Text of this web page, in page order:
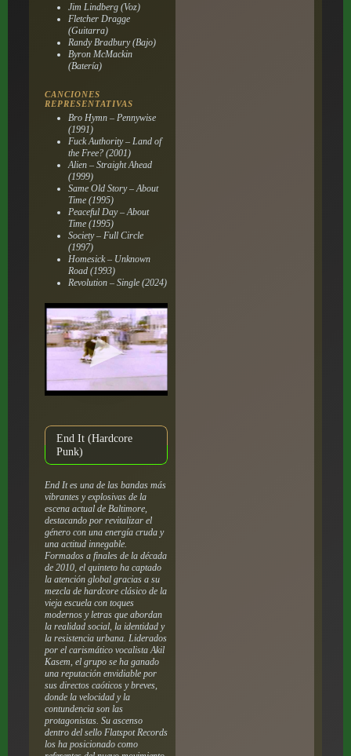
Jim Lindberg (Voz)
Fletcher Dragge
(Guitarra)
Randy Bradbury (Bajo)
Byron McMackin
(Batería)
CANCIONES
REPRESENTATIVAS
Bro Hymn – Pennywise
(1991)
Fuck Authority – Land of
the Free? (2001)
Alien – Straight Ahead
(1999)
Same Old Story – About
Time (1995)
Peaceful Day – About
Time (1995)
Society – Full Circle
(1997)
Homesick – Unknown
Road (1993)
Revolution – Single (2024)
End It (Hardcore
Punk)
End It es una de las bandas más
vibrantes y explosivas de la
escena actual de Baltimore,
destacando por revitalizar el
género con una energía cruda y
una actitud innegable.
Formados a finales de la década
de 2010, el quinteto ha captado
la atención global gracias a su
mezcla de hardcore clásico de la
vieja escuela con toques
modernos y letras que abordan
la realidad social, la identidad y
la resistencia urbana. Liderados
por el carismático vocalista Akil
Kasem, el grupo se ha ganado
una reputación envidiable por
sus directos caóticos y breves,
donde la velocidad y la
contundencia son las
protagonistas. Su ascenso
dentro del sello Flatspot Records
los ha posicionado como